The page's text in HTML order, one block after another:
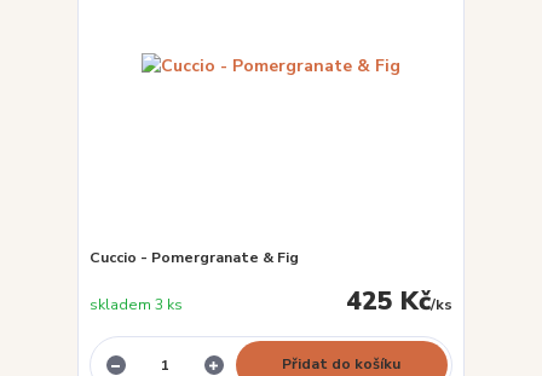
Cuccio - Pomergranate & Fig
425 Kč/ks
skladem 3 ks
Přidat do košíku